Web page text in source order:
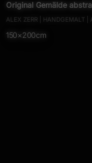
Original Gemälde
Leinwand Mischtechnik
ALEX ZERR | HANDGEMALT |
150×200cm